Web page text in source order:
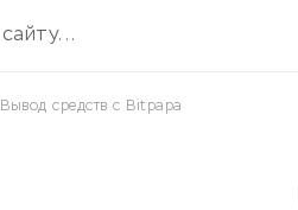
Вывод средств с Bitpapa